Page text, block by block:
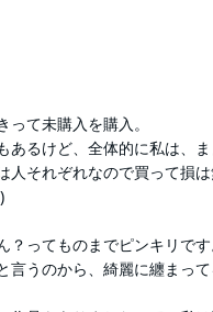
て未購入を購入。
あるけど、全体的に私は、
人それぞれなので買って損は
？ってものまでピンキリで
言うのから、綺麗に纏まっ